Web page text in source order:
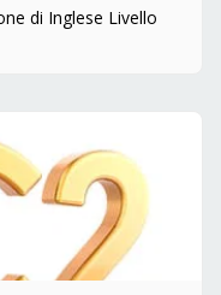
di Inglese Livello